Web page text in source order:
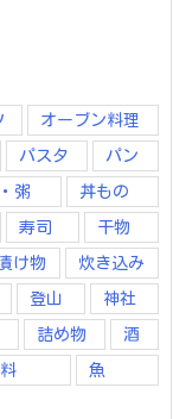
オーブン料理
パスタ パン
粥 丼もの
寿司 干物
け物 炊き込み
登山 神社
詰め物 酒
魚